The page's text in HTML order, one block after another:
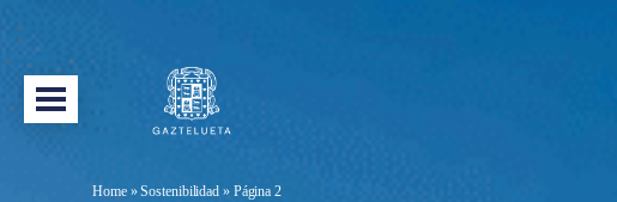
Home»Sostenibilidad » Página 2